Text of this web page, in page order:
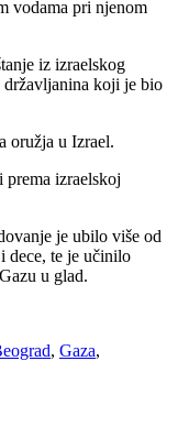
vodama pri njenom
iz izraelskog
državljanina koji je bio
oružja u Izrael.
prema izraelskoj
je ubilo više od
dece, te je učinilo
u glad.
, Gaza,